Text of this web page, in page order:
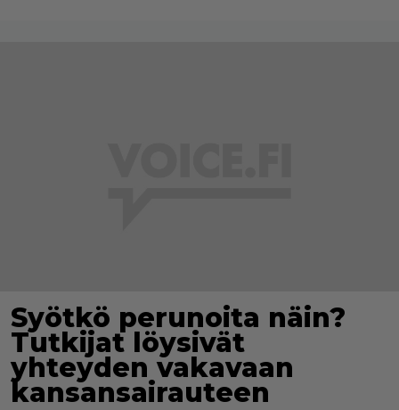
Syötkö perunoita näin?
Tutkijat löysivät
yhteyden vakavaan
kansansairauteen